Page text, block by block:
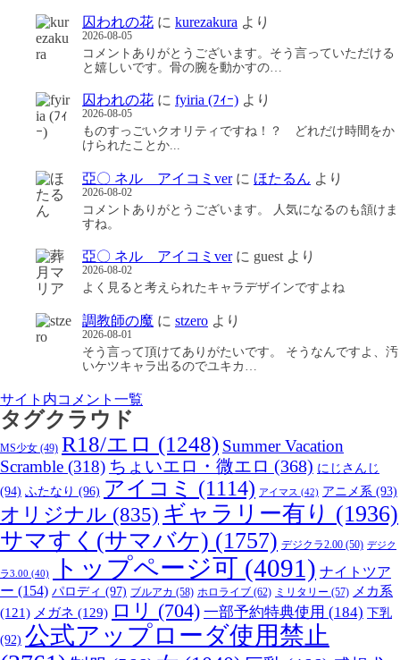
囚われの花 に kurezakura より
2026-08-05
コメントありがとうございます。そう言っていただける
と嬉しいです。骨の腕を動かすの…
囚われの花 に fyiria (ﾌｨｰ) より
2026-08-05
ものすっごいクオリティですね！？ どれだけ時間をか
けられたことか...
亞〇 ネル アイコミverに ほたるん より
2026-08-02
コメントありがとうございます。 人気になるのも頷けま
すね。
亞〇 ネル アイコミverに guestより
2026-08-02
よく見ると考えられたキャラデザインですよね
調教師の魔 に stzero より
2026-08-01
そう言って頂けてありがたいです。 そうなんですよ、汚
いケツキャラ出るのでユキカ…
サイト内コメント一覧
タグクラウド
MS少女 (49) R18/エロ (1248) Summer Vacation
Scramble (318) ちょいエロ・微エロ (368) にじさんじ
(94) ふたなり (96) アイコミ (1114) アイマス (42) アニメ系 (93)
オリジナル (835) ギャラリー有り (1936)
サマすく(サマバケ) (1757) デジクラ2.00 (50) デジク
ラ3.00 (40) トップページ可 (4091) ナイトツア
ー (154) パロディ (97) ブルアカ (58) ホロライブ (62) ミリタリー (57) メカ系
(121) メガネ (129) ロリ (704) 一部予約特典使用 (184) 下乳
(92) 公式アップローダ使用禁止